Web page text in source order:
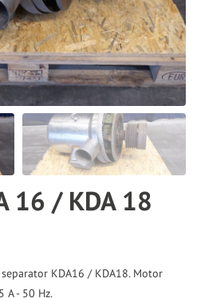
the
selected
search
result.
Touch
device
users
can
use
swipe
gestures.
16 / KDA 18
KDA16 / KDA18. Motor